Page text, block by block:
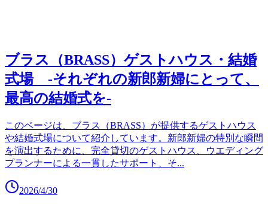
ブラス（BRASS）ゲストハウス・結婚
式場 -それぞれの新郎新婦にとって、
最高の結婚式を-
このページは、ブラス（BRASS）が提供するゲストハウス
や結婚式場について紹介しています。新郎新婦の特別な瞬間
を演出するために、完全貸切のゲストハウス、ウエディング
プランナーによる一貫したサポート、そ...
2026/4/30